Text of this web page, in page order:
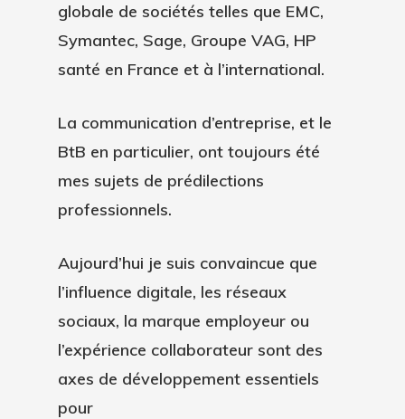
globale de sociétés telles que EMC,
Symantec, Sage, Groupe VAG, HP
santé en France et à l’international.
La communication d’entreprise, et le
BtB en particulier, ont toujours été
mes sujets de prédilections
professionnels.
Aujourd’hui je suis convaincue que
l’influence digitale, les réseaux
sociaux, la marque employeur ou
l’expérience collaborateur sont des
axes de développement essentiels
pour